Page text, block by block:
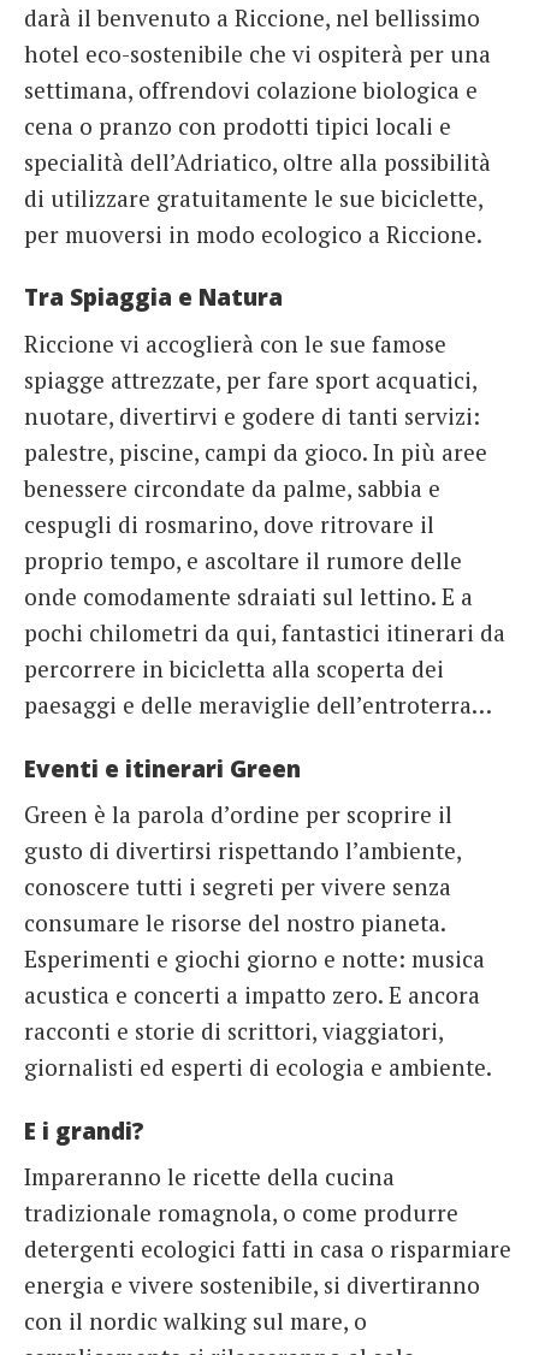
darà il benvenuto a Riccione, nel bellissimo
hotel eco-sostenibile che vi ospiterà per una
settimana, offrendovi colazione biologica e
cena o pranzo con prodotti tipici locali e
specialità dell’Adriatico, oltre alla possibilità
di utilizzare gratuitamente le sue biciclette,
per muoversi in modo ecologico a Riccione.
Tra Spiaggia e Natura
Riccione vi accoglierà con le sue famose
spiagge attrezzate, per fare sport acquatici,
nuotare, divertirvi e godere di tanti servizi:
palestre, piscine, campi da gioco. In più aree
benessere circondate da palme, sabbia e
cespugli di rosmarino, dove ritrovare il
proprio tempo, e ascoltare il rumore delle
onde comodamente sdraiati sul lettino. E a
pochi chilometri da qui, fantastici itinerari da
percorrere in bicicletta alla scoperta dei
paesaggi e delle meraviglie dell’entroterra…
Eventi e itinerari Green
Green è la parola d’ordine per scoprire il
gusto di divertirsi rispettando l’ambiente,
conoscere tutti i segreti per vivere senza
consumare le risorse del nostro pianeta.
Esperimenti e giochi giorno e notte: musica
acustica e concerti a impatto zero. E ancora
racconti e storie di scrittori, viaggiatori,
giornalisti ed esperti di ecologia e ambiente.
E i grandi?
Impareranno le ricette della cucina
tradizionale romagnola, o come produrre
detergenti ecologici fatti in casa o risparmiare
energia e vivere sostenibile, si divertiranno
con il nordic walking sul mare, o